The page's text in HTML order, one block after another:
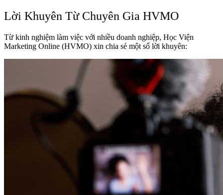
Lời Khuyên Từ Chuyên Gia HVMO
Từ kinh nghiệm làm việc với nhiều doanh nghiệp, Học Viện
Marketing Online (HVMO) xin chia sẻ một số lời khuyên: